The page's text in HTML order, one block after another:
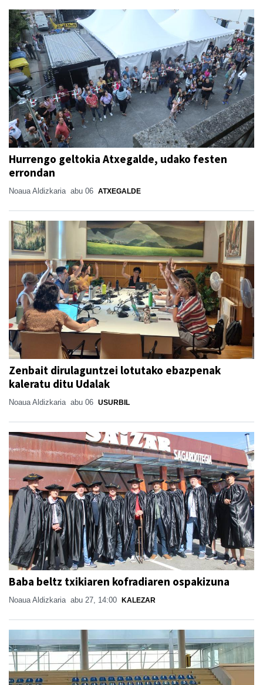
Hurrengo geltokia Atxegalde, udako festen
errondan
Noaua Aldizkaria abu 06 ATXEGALDE
Zenbait dirulaguntzei lotutako ebazpenak
kaleratu ditu Udalak
Noaua Aldizkaria abu 06 USURBIL
Baba beltz txikiaren kofradiaren ospakizuna
Noaua Aldizkaria abu 27, 14:00 KALEZAR